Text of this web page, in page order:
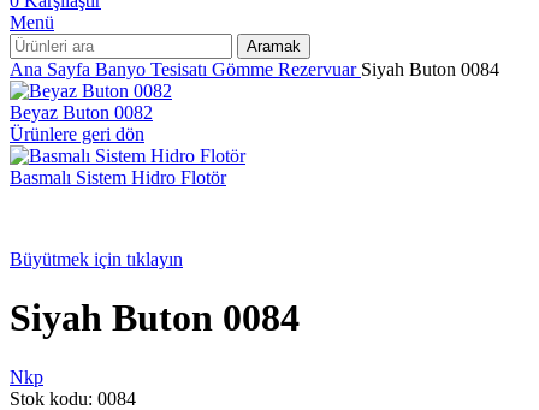
Menü
Aramak
Ana Sayfa Banyo Tesisatı Gömme Rezervuar Siyah Buton 0084
Beyaz Buton 0082
Ürünlere geri dön
Basmalı Sistem Hidro Flotör
Büyütmek için tıklayın
Siyah Buton 0084
Nkp
Stok kodu: 0084